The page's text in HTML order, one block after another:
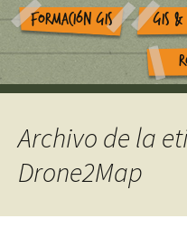
FORMACIÓN GIS GIS &
Archivo de la
Drone2Map